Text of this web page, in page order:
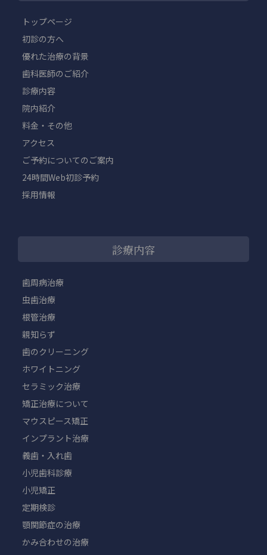
トップページ
初診の方へ
優れた治療の背景
歯科医師のご紹介
診療内容
院内紹介
料金・その他
アクセス
ご予約についてのご案内
24時間Web初診予約
採用情報
診療内容
歯周病治療
虫歯治療
根管治療
親知らず
歯のクリーニング
ホワイトニング
セラミック治療
矯正治療について
マウスピース矯正
インプラント治療
義歯・入れ歯
小児歯科診療
小児矯正
定期検診
顎関節症の治療
かみ合わせの治療